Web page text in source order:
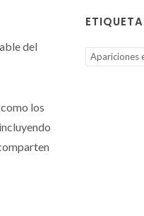
del
los
Apariciones